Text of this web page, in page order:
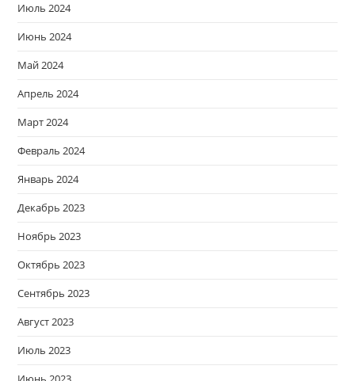
Июль 2024
Июнь 2024
Май 2024
Апрель 2024
Март 2024
Февраль 2024
Январь 2024
Декабрь 2023
Ноябрь 2023
Октябрь 2023
Сентябрь 2023
Август 2023
Июль 2023